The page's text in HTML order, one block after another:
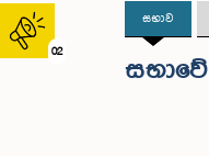
02
සභාව
සභාවේ